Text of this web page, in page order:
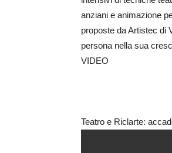
anziani e animazione
proposte da Artistec di
persona nella sua
VIDEO
Teatro e Riclarte: